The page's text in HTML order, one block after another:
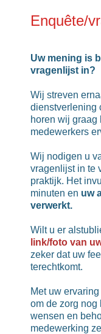
Enquête/
Uw mening is
vragenlijst in?
Wij streven
dienstverlening
horen wij graag
medewerkers
Wij nodigen u
vragenlijst in te
praktijk. Het
minuten en uw
verwerkt.
Wilt u er
link/foto van
zeker dat uw
terechtkomt.
Met uw
om de zorg nog
wensen en
medewerking